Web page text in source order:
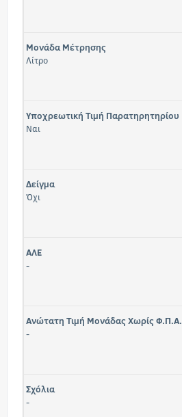
Μονάδα Μέτρησης
Λίτρο
Υποχρεωτική Τιμή Παρατηρητηρίου
Ναι
Δείγμα
Όχι
ΑΛΕ
-
Ανώτατη Τιμή Μονάδας Χωρίς Φ.Π.Α.
-
Σχόλια
-